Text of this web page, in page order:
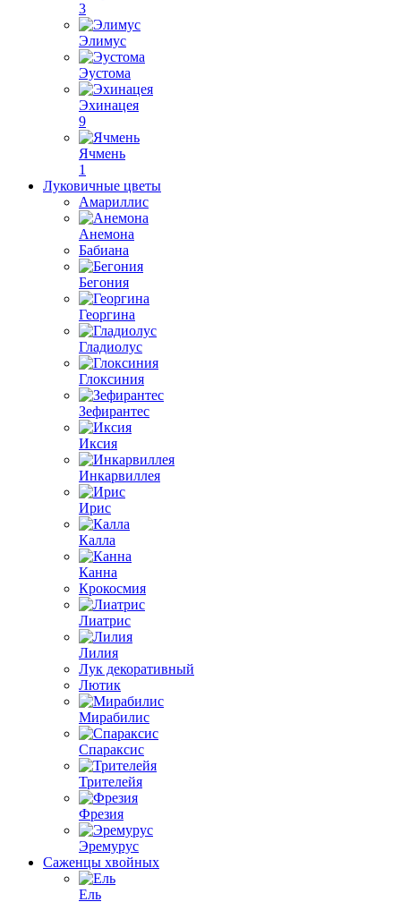
3
Элимус
Эустома
Эхинацея
9
Ячмень
1
Луковичные цветы
Амариллис
Анемона
Бабиана
Бегония
Георгина
Гладиолус
Глоксиния
Зефирантес
Иксия
Инкарвиллея
Ирис
Калла
Канна
Крокосмия
Лиатрис
Лилия
Лук декоративный
Лютик
Мирабилис
Спараксис
Трителейя
Фрезия
Эремурус
Саженцы хвойных
Ель